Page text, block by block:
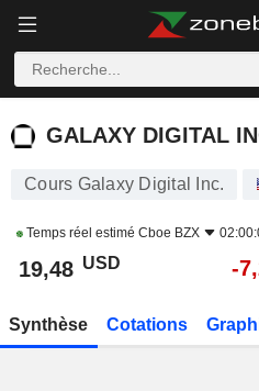
GALAXY DIGITAL INC.
GALAXY DIGITAL
Cours Galaxy Digital Inc.
Temps réel estimé Cboe BZX
19,48 USD -
Synthèse Cotations